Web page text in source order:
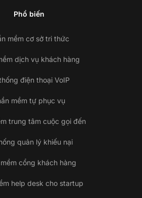
Phổ biến
mềm cơ sở tri thức
dịch vụ khách hàng
điện thoại VoIP
mềm tự phục vụ
trung tâm cuộc gọi đến
quản lý khiếu nại
cổng khách hàng
help desk cho startup